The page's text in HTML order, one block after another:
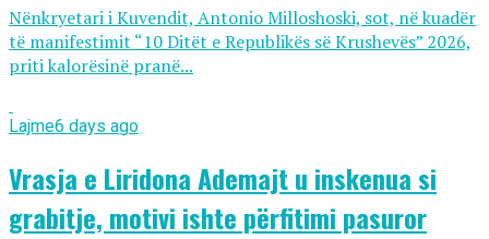
Nënkryetari i Kuvendit, Antonio Milloshoski, sot, në kuadër
të manifestimit “10 Ditët e Republikës së Krushevës” 2026,
priti kalorësinë pranë...
Lajme6 days ago
Vrasja e Liridona Ademajt u inskenua si
grabitje, motivi ishte përfitimi pasuror